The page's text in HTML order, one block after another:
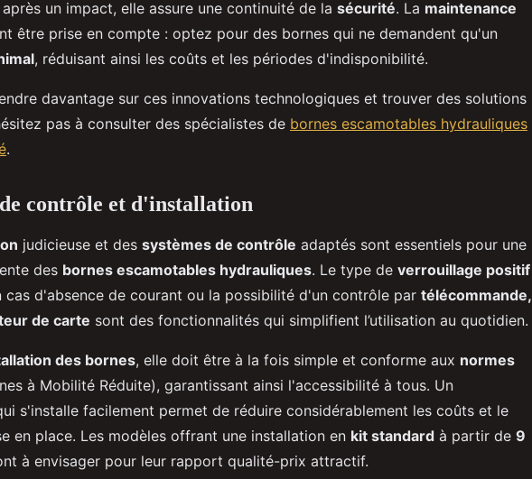
un impact, elle assure une continuité de la sécurité. La maintenance
être prise en compte : optez pour des bornes qui ne demandent qu'un
, réduisant ainsi les coûts et les périodes d'indisponibilité.
davantage sur ces innovations technologiques et trouver des solutions
pas à consulter des spécialistes de bornes escamotables hydrauliques
.
de contrôle et d'installation
judicieuse et des systèmes de contrôle adaptés sont essentiels pour une
des bornes escamotables hydrauliques. Le type de verrouillage positif
cas d'absence de courant ou la possibilité d'un contrôle par télécommande,
de carte sont des fonctionnalités qui simplifient l’utilisation au quotidien.
des bornes, elle doit être à la fois simple et conforme aux normes
à Mobilité Réduite), garantissant ainsi l'accessibilité à tous. Un
s'installe facilement permet de réduire considérablement les coûts et le
en place. Les modèles offrant une installation en kit standard à partir de 9
à envisager pour leur rapport qualité-prix attractif.